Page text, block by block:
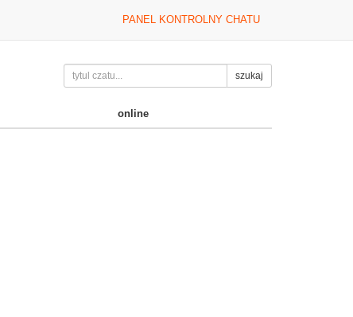
PANEL KONTROLNY CHATU
szukaj
online